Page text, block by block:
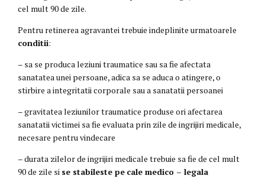
cel mult 90 de zile.
Pentru retinerea agravantei trebuie indeplinite urmatoarele
conditii:
– sa se produca leziuni traumatice sau sa fie afectata
sanatatea unei persoane, adica sa se aduca o atingere, o
stirbire a integritatii corporale sau a sanatatii persoanei
– gravitatea leziunilor traumatice produse ori afectarea
sanatatii victimei sa fie evaluata prin zile de ingrijiri medicale,
necesare pentru vindecare
– durata zilelor de ingrijiri medicale trebuie sa fie de cel mult
90 de zile si se stabileste pe cale medico – legala